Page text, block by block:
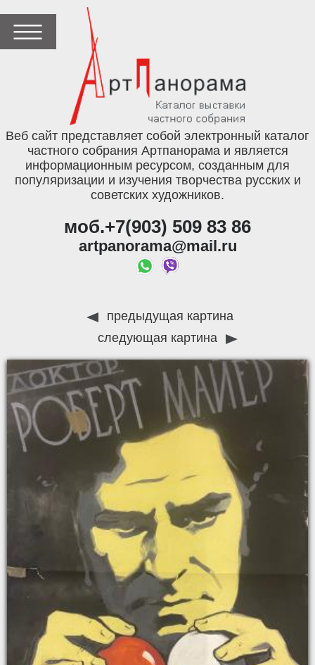
Веб сайт представляет собой электронный каталог
частного собрания Артпанорама и является
информационным ресурсом, созданным для
популяризации и изучения творчества русских и
советских художников.
моб.+7(903) 509 83 86
artpanorama@mail.ru
предыдущая картина
следующая картина